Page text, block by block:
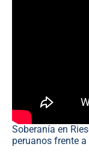
Soberanía en
peruanos frente